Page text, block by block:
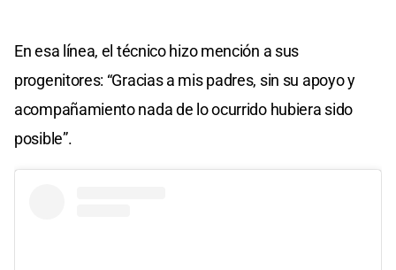
En esa línea, el técnico hizo mención a sus
progenitores: “Gracias a mis padres, sin su apoyo y
acompañamiento nada de lo ocurrido hubiera sido
posible”.